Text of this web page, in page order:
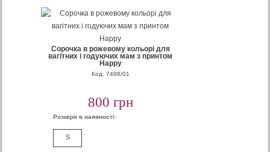
Сорочка в рожевому кольорі для
вагітних і годуючих мам з принтом
Happy
Код: 7498/01
800 грн
Розміри в наявності:
S